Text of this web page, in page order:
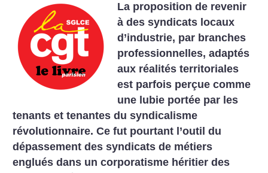
La proposition de revenir
à des syndicats locaux
d’industrie, par branches
professionnelles, adaptés
aux réalités territoriales
est parfois perçue comme
une lubie portée par les
tenants et tenantes du syndicalisme
révolutionnaire. Ce fut pourtant l’outil du
dépassement des syndicats de métiers
englués dans un corporatisme héritier des